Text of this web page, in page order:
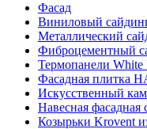
Фасад
Виниловый
Металлический
Фиброцементный
Термопанели White
Фасадная плитка
Искусственный
Навесная фасадная
Козырьки Krovent